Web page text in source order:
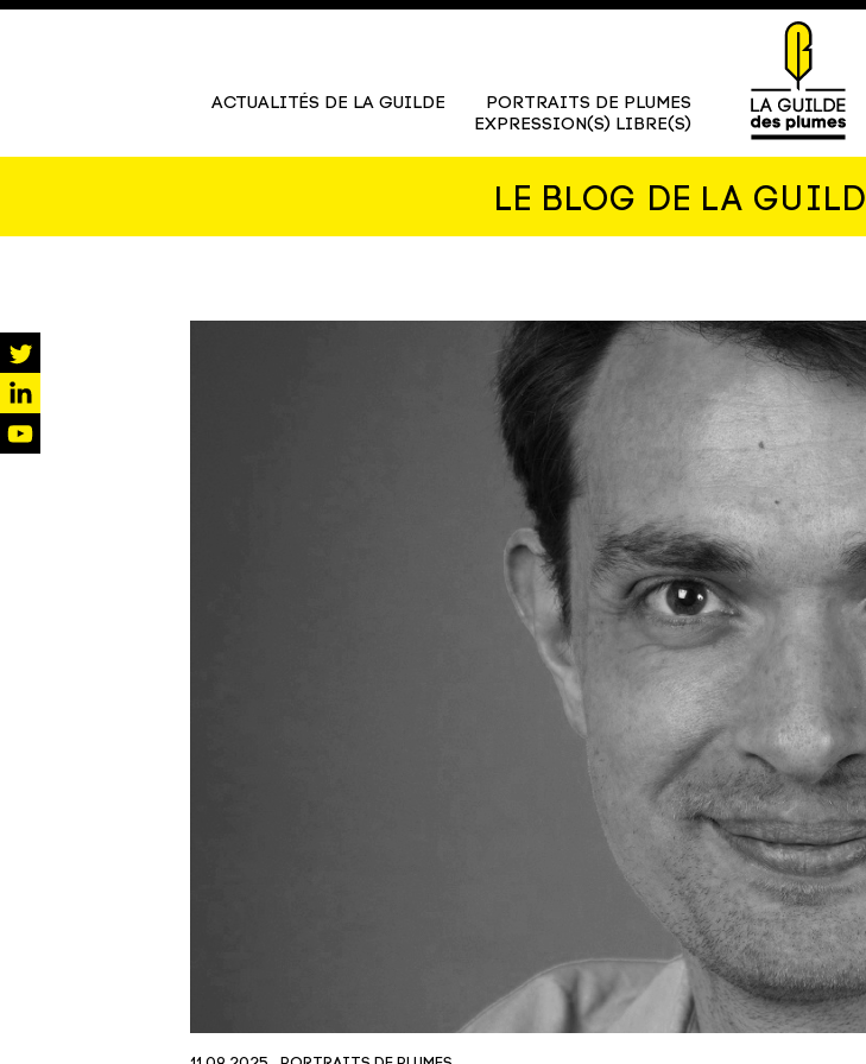
ACTUALITÉS DE LA GUILDE
PORTRAITS DE PLUMES
EXPRESSION(S) LIBRE(S)
LE BLOG DE LA
twitter
linkedin